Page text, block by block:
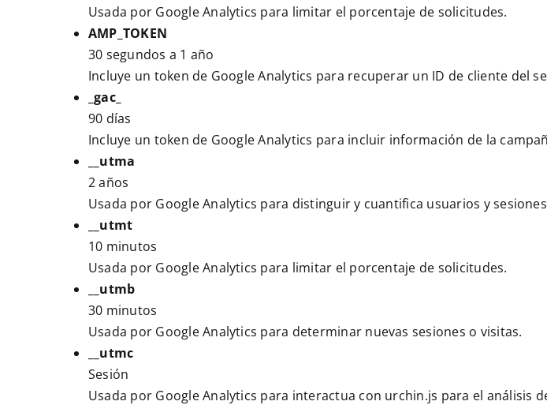
Usada por Google Analytics para limitar el porcentaje de solicitudes.
AMP_TOKEN
30 segundos a 1 año
Incluye un token de Google Analytics para recuperar un ID de cliente del
_gac_
90 días
Incluye un token de Google Analytics para incluir información de la
__utma
2 años
Usada por Google Analytics para distinguir y cuantifica usuarios y
__utmt
10 minutos
Usada por Google Analytics para limitar el porcentaje de solicitudes.
__utmb
30 minutos
Usada por Google Analytics para determinar nuevas sesiones o visitas.
__utmc
Sesión
Usada por Google Analytics para interactua con urchin.js para el análisis